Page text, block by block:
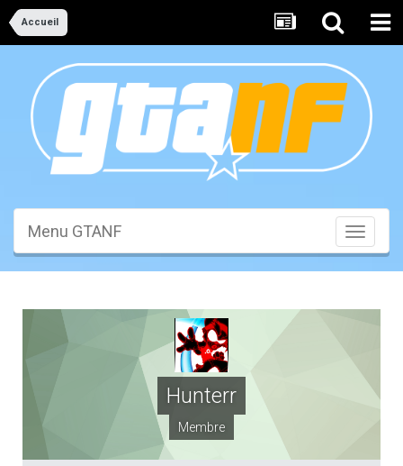
Accueil
Toggle
Menu GTANF
Hunterr
Membre